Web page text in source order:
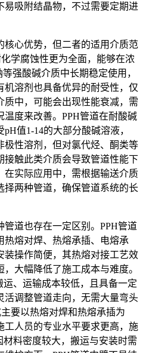
易吸附结晶物，不过需要定期进
核心优势，但二者的适用介质范
学腐蚀性更为全面，能够在浓
强酸碱介质中长期稳定使用，
机溶剂也具备优异的耐受性，仅
中，可能会出现性能衰减，需
度来改善。PPH管道在耐酸碱
值1-14的大部分酸碱溶液，
极性溶剂，但对氯代烃、酮类等
接触此类介质会导致管道性能下
在实际应用中，需根据输送介质
择两种管道，确保管道系统的长
道也存在一定区别。PPH管道
热熔对焊、热熔承插、电熔承
装操作简便，其热熔对接工艺效
大幅降低了施工成本与难度。
运、运输成本较低，且具备一定
活调整管道走向，无需大量弯头
要以热熔对焊和热熔承插为
工人员的专业水平要求更高，施
料密度较大，搬运与安装时需